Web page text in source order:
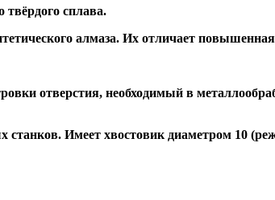
сплава.
алмаза. Их отличает повышенная
отверстия, необходимый в
Имеет хвостовик диаметром 10